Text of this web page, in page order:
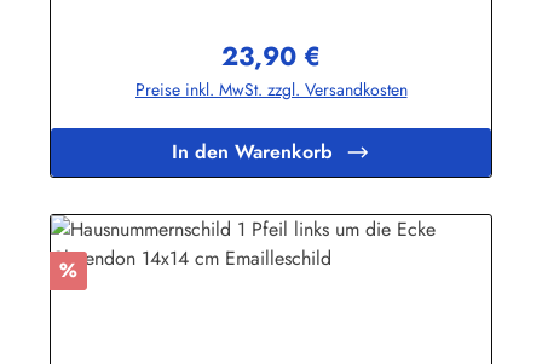
stand! Wetterfest und UV-beständigNicht das Passende
gefunden? Hier geht's zu den Hausnummern nach Wunsch
Herstellerinformationen:Buddel-Bini Inh. Eda Binikowski
Regulärer Preis:
23,90 €
Preise inkl. MwSt. zzgl. Versandkosten
In den Warenkorb
Rabatt
%